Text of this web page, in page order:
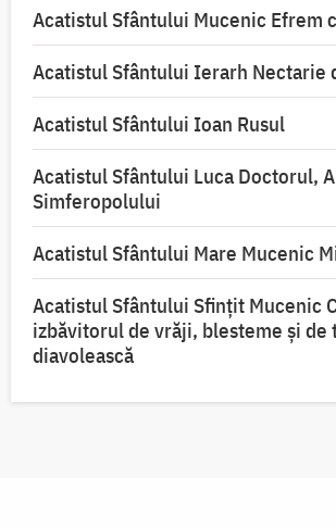
Acatistul Sfântului Mucenic Efrem
Acatistul Sfântului Ierarh Nectarie
Acatistul Sfântului Ioan Rusul
Acatistul Sfântului Luca Doctorul,
Simferopolului
Acatistul Sfântului Mare Mucenic
Acatistul Sfântului Sfințit Mucenic
izbăvitorul de vrăji, blesteme și de
diavolească